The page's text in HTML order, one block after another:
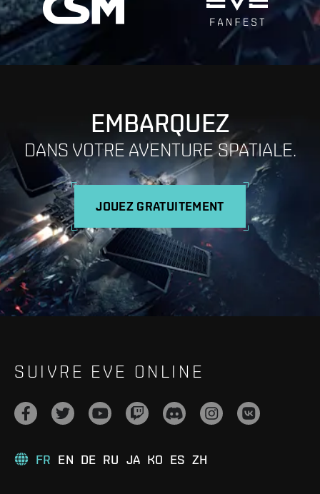
EMBARQUEZ
DANS VOTRE AVENTURE SPATIALE.
JOUEZ GRATUITEMENT
SUIVRE EVE ONLINE
FR EN DE RU JA KO ES ZH